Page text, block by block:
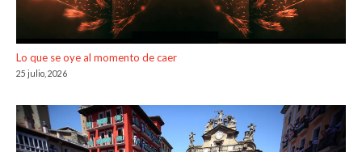
Lo que se oye al momento de caer
25 julio, 2026